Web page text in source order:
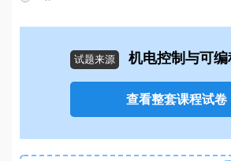
试题来源 机电控制与可
查看整套课程试卷